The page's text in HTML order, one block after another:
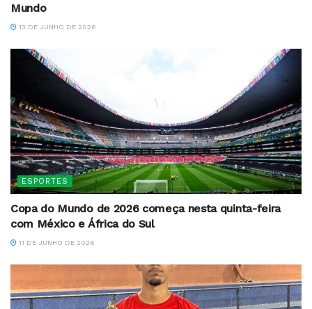
Mundo
13 DE JUNHO DE 2026
ESPORTES
Copa do Mundo de 2026 começa nesta quinta-feira
com México e África do Sul
11 DE JUNHO DE 2026